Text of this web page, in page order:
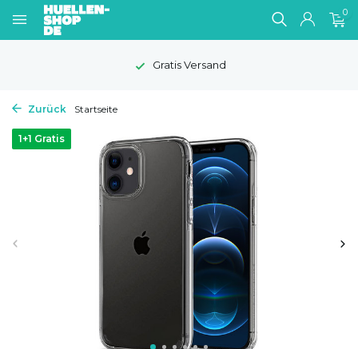
0
Gratis Versand
Zurück Startseite
1+1 Gratis